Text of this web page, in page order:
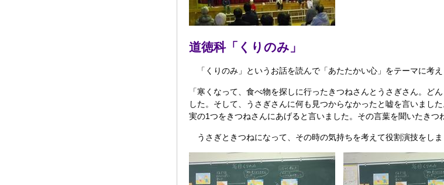
道徳科「くりのみ」
「くりのみ」というお話を読んで「あたたかい心」をテーマに考
「寒くなって、食べ物を探しに行ったきつねさんとうさぎさん。ど
した。そして、うさぎさんに何も見つからなかったと嘘を言いまし
実の1つをきつねさんにあげると言いました。その言葉を聞いたきつ
うさぎときつねになって、その時の気持ちを考えて役割演技をし